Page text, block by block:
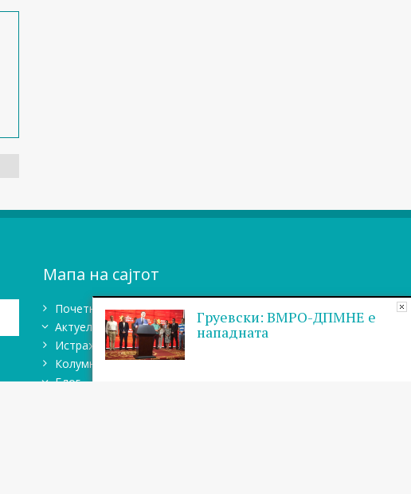
Мапа на сајтот
Почетна
Актуелно
Истражувањa
Колумни
Блог
Груевски: ВМРО-ДПМНЕ е
нападната